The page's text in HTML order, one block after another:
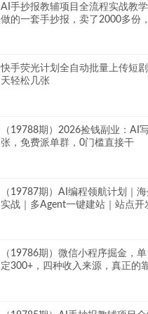
AI手抄报教辅项目全流程实战教
做的一套手抄报，卖了2000多份
快手荧光计划全自动批量上传短
天轻松几张
（19788期）2026捡钱副业：AI
张，免费派单群，0门槛直接干
（19787期）AI编程领航计划｜
实战｜多Agent一键建站｜站点开
（19786期）微信小程序掘金，
定300+，四种收入来源，真正的